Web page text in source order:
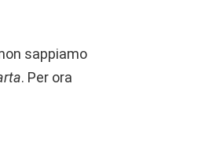
sappiamo
. Per ora